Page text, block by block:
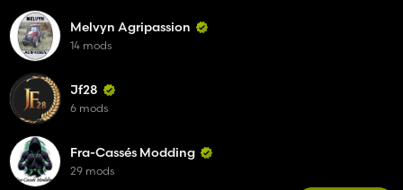
Melvyn Agripassion
14 mods
Jf28
6 mods
Fra-Cassés Modding
29 mods